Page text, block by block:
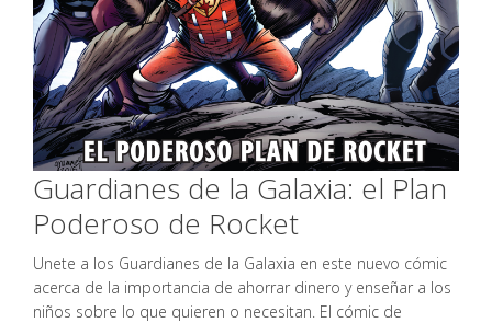
Guardianes de la Galaxia: el Plan
Poderoso de Rocket
Unete a los Guardianes de la Galaxia en este nuevo cómic
acerca de la importancia de ahorrar dinero y enseñar a los
niños sobre lo que quieren o necesitan. El cómic de